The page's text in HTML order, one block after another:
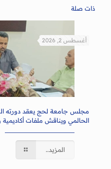
ذات صلة
أغسطس 2, 2026
مجلس جامعة لحج يعقد دورته
الحالمي ويناقش ملفات أكاديمية
المزيد..